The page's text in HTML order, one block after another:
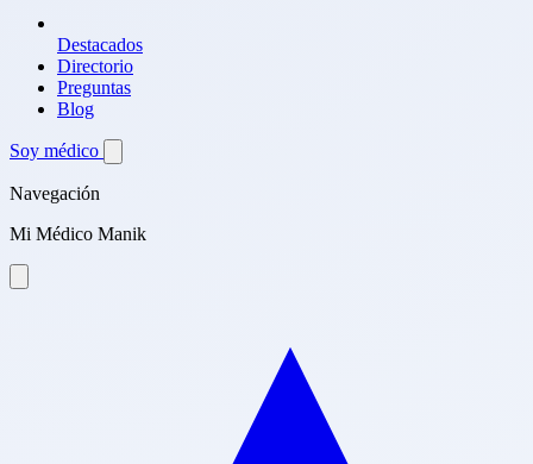
Destacados
Directorio
Preguntas
Blog
Soy médico
Navegación
Mi Médico Manik